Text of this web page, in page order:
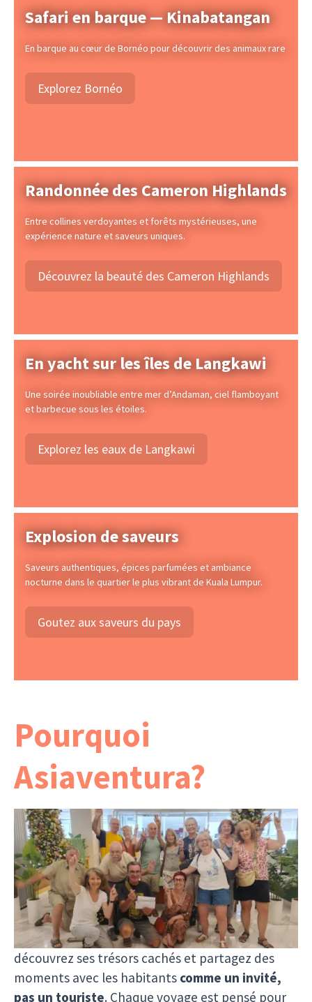
Safari en barque — Kinabatangan
En barque au cœur de Bornéo pour découvrir des animaux rare
Explorez Bornéo
Randonnée des Cameron Highlands
Entre collines verdoyantes et forêts mystérieuses, une
expérience nature et saveurs uniques.
Découvrez la beauté des Cameron Highlands
En yacht sur les îles de Langkawi
Une soirée inoubliable entre mer d’Andaman, ciel flamboyant
et barbecue sous les étoiles.
Explorez les eaux de Langkawi
Explosion de saveurs
Saveurs authentiques, épices parfumées et ambiance
nocturne dans le quartier le plus vibrant de Kuala Lumpur.
Goutez aux saveurs du pays
Pourquoi
Asiaventura?
Avec Asiaventura, chaque voyage est conçu par
des gens quivivent et connaissent l’Asie du
Sud-Est . Pas d’intermédiaires, pas de compromis
: juste des itinéraires authentiques, des
rencontres vraies et des expériences uniques.
Vous explorez la région hors des sentiers battus,
découvrez ses trésors cachés et partagez des
moments avec les habitants comme un invité,
pas un touriste. Chaque voyage est pensé pour